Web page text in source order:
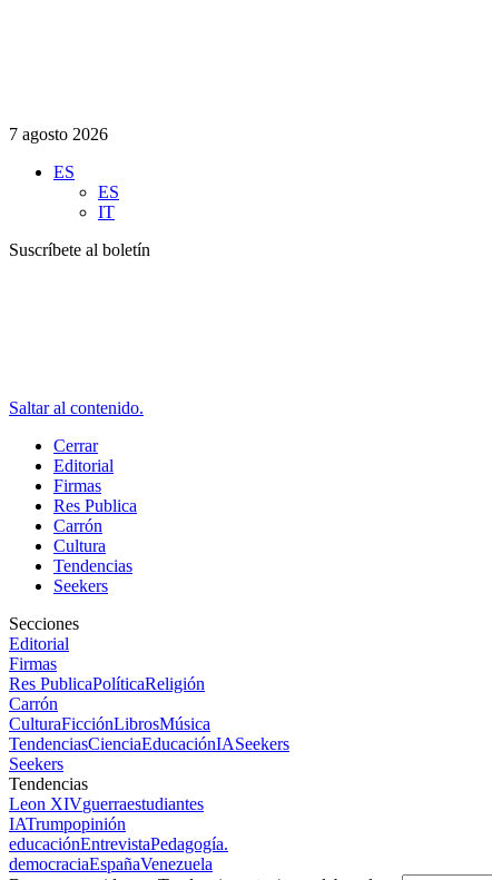
7 agosto 2026
ES
ES
IT
Suscríbete al boletín
Saltar al contenido.
Cerrar
Editorial
Firmas
Res Publica
Carrón
Cultura
Tendencias
Seekers
Secciones
Editorial
Firmas
Res PublicaPolíticaReligión
Carrón
CulturaFicciónLibrosMúsica
TendenciasCienciaEducaciónIASeekers
Seekers
Tendencias
Leon XIVguerraestudiantes
IATrumpopinión
educaciónEntrevistaPedagogía.
democraciaEspañaVenezuela